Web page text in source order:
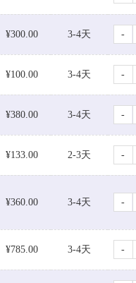
¥300.00 3-4天 -
¥100.00 3-4天 -
¥380.00 3-4天 -
¥133.00 2-3天 -
¥360.00 3-4天 -
¥785.00 3-4天 -